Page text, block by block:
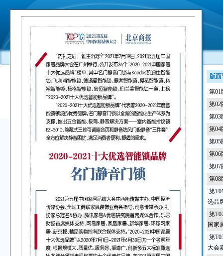
版面
第01
第02
第03
第04
第05
第06
第07
第08
第
选品
第
国家
第
大会